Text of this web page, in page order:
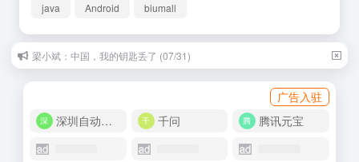
java Android biumall
梁小斌：中国，我的钥匙丢了 (07/31)
广告入驻
深圳自动化商城
千问 腾讯元宝